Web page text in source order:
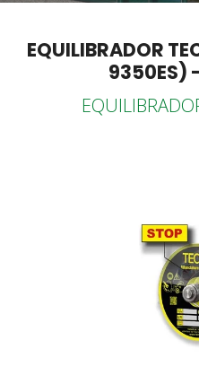
EQUILIBRADOR
9350ES)